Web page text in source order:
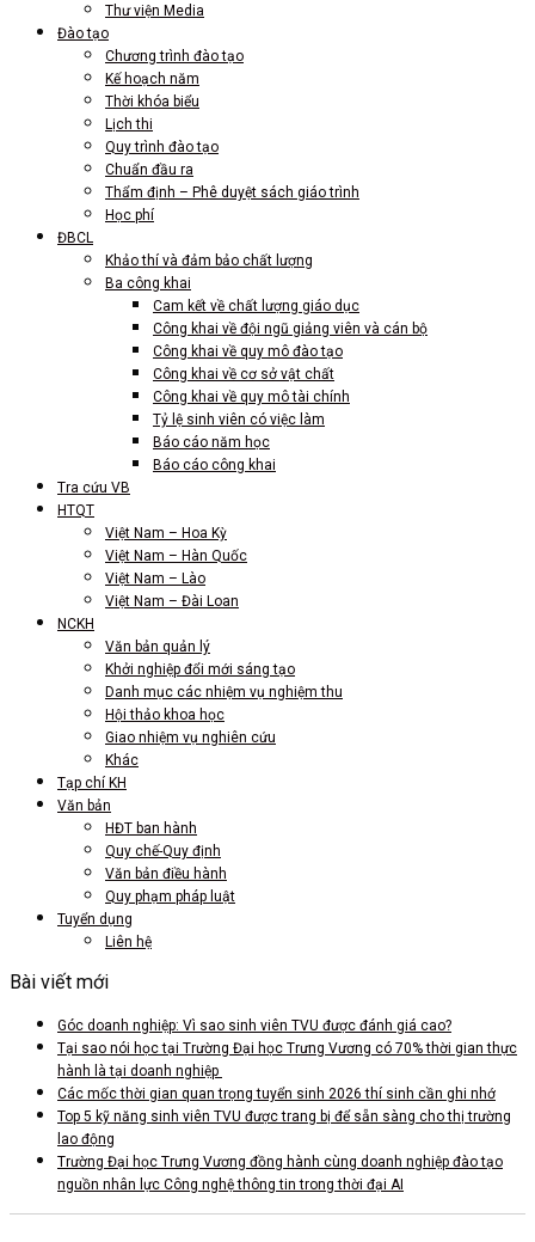
Thư viện Media
Đào tạo
Chương trình đào tạo
Kế hoạch năm
Thời khóa biểu
Lịch thi
Quy trình đào tạo
Chuẩn đầu ra
Thẩm định – Phê duyệt sách giáo trình
Học phí
ĐBCL
Khảo thí và đảm bảo chất lượng
Ba công khai
Cam kết về chất lượng giáo dục
Công khai về đội ngũ giảng viên và cán bộ
Công khai về quy mô đào tạo
Công khai về cơ sở vật chất
Công khai về quy mô tài chính
Tỷ lệ sinh viên có việc làm
Báo cáo năm học
Báo cáo công khai
Tra cứu VB
HTQT
Việt Nam – Hoa Kỳ
Việt Nam – Hàn Quốc
Việt Nam – Lào
Việt Nam – Đài Loan
NCKH
Văn bản quản lý
Khởi nghiệp đổi mới sáng tạo
Danh mục các nhiệm vụ nghiệm thu
Hội thảo khoa học
Giao nhiệm vụ nghiên cứu
Khác
Tạp chí KH
Văn bản
HĐT ban hành
Quy chế-Quy định
Văn bản điều hành
Quy phạm pháp luật
Tuyển dụng
Liên hệ
Bài viết mới
Góc doanh nghiệp: Vì sao sinh viên TVU được đánh giá cao?
Tại sao nói học tại Trường Đại học Trưng Vương có 70% thời gian thực
hành là tại doanh nghiệp
Các mốc thời gian quan trọng tuyển sinh 2026 thí sinh cần ghi nhớ
Top 5 kỹ năng sinh viên TVU được trang bị để sẵn sàng cho thị trường
lao động
Trường Đại học Trưng Vương đồng hành cùng doanh nghiệp đào tạo
nguồn nhân lực Công nghệ thông tin trong thời đại AI